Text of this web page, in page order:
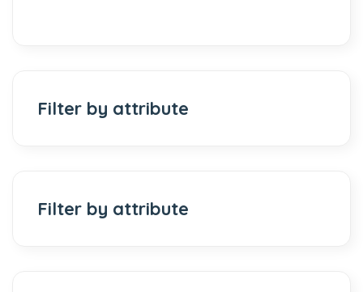
Filter by attribute
Filter by attribute